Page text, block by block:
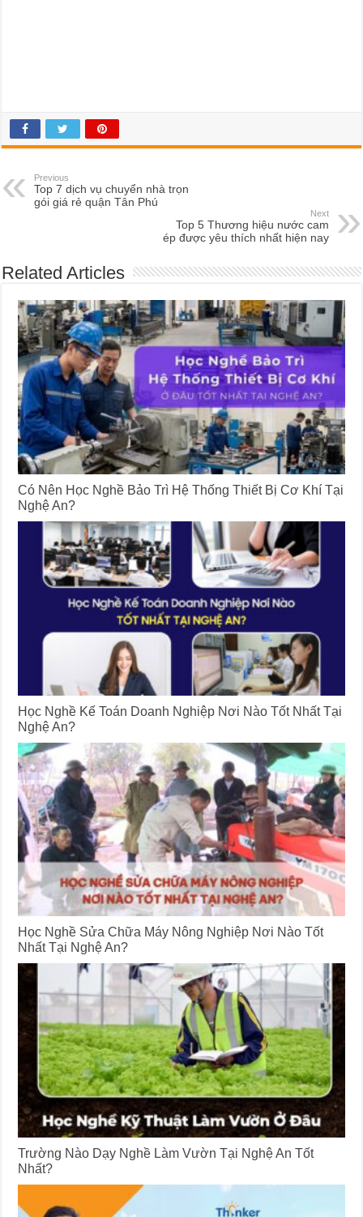
Previous
Top 7 dịch vụ chuyển nhà trọn
gói giá rẻ quận Tân Phú
Next
Top 5 Thương hiệu nước cam
ép được yêu thích nhất hiện nay
Related Articles
Có Nên Học Nghề Bảo Trì Hệ Thống Thiết Bị Cơ Khí Tại
Nghệ An?
Học Nghề Kế Toán Doanh Nghiệp Nơi Nào Tốt Nhất Tại
Nghệ An?
Học Nghề Sửa Chữa Máy Nông Nghiệp Nơi Nào Tốt
Nhất Tại Nghệ An?
Trường Nào Dạy Nghề Làm Vườn Tại Nghệ An Tốt
Nhất?